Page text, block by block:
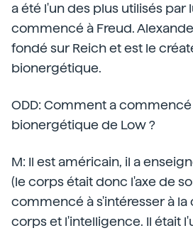
a été l'un des plus utilisés par
commencé à Freud.
fondé sur Reich et est le
bionergétique.
ODD: Comment a commencé
bionergétique de Low ?
M: Il est américain, il a
(le corps était donc l'axe de
commencé à s'intéresser à la
corps et l'intelligence. Il était